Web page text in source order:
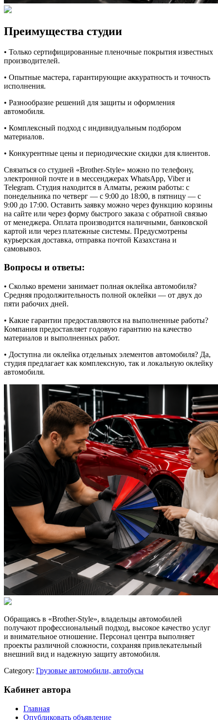
Преимущества студии
• Только сертифицированные пленочные покрытия известных
производителей.
• Опытные мастера, гарантирующие аккуратность и точность
исполнения.
• Разнообразие решений для защиты и оформления
автомобиля.
• Комплексный подход с индивидуальным подбором
материалов.
• Конкурентные цены и периодические скидки для клиентов.
Связаться со студией «Brother-Style» можно по телефону,
электронной почте и в мессенджерах WhatsApp, Viber и
Telegram. Студия находится в Алматы, режим работы: с
понедельника по четверг — с 9:00 до 18:00, в пятницу — с
9:00 до 17:00. Оставить заявку можно через функцию корзины
на сайте или через форму быстрого заказа с обратной связью
от менеджера. Оплата производится наличными, банковской
картой или через платежные системы. Предусмотрены
курьерская доставка, отправка почтой Казахстана и
самовывоз.
Вопросы и ответы:
• Сколько времени занимает полная оклейка автомобиля?
Средняя продолжительность полной оклейки — от двух до
пяти рабочих дней.
• Какие гарантии предоставляются на выполненные работы?
Компания предоставляет годовую гарантию на качество
материалов и выполненных работ.
• Доступна ли оклейка отдельных элементов автомобиля? Да,
студия предлагает как комплексную, так и локальную оклейку
автомобиля.
Обращаясь в «Brother-Style», владельцы автомобилей
получают профессиональный подход, высокое качество услуг
и внимательное отношение. Персонал центра выполняет
проекты различной сложности, сохраняя привлекательный
внешний вид и надежную защиту автомобиля. ​
Category: Грузовые автомобили, автобусы
Кабинет автора
Главная
Опубликовать объявление